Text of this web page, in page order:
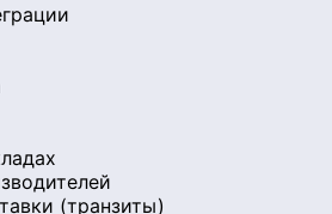
(транзиты)